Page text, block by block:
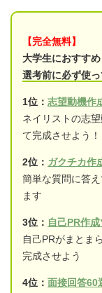
【完全無料】
大学生におすすめ
選考前に必ず使
1位： 志望動機作
ネイリストの志
て完成させよう！
2位： ガクチカ作
簡単な質問に答
ます
3位： 自己PR作
自己PRがまとま
完成させよう
4位： 面接回答60